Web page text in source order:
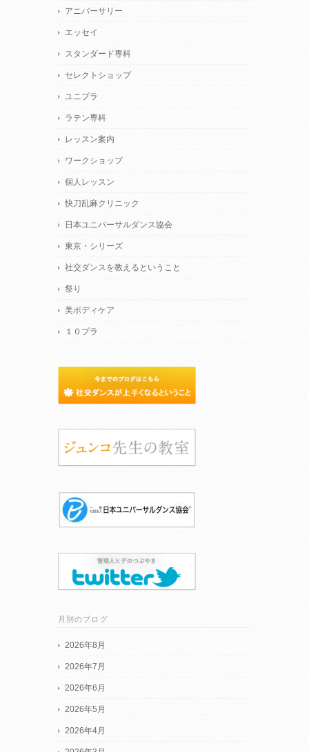
アニバーサリー
エッセイ
スタンダード専科
セレクトショップ
ユニプラ
ラテン専科
レッスン案内
ワークショップ
個人レッスン
快刀乱麻クリニック
日本ユニバーサルダンス協会
東京・シリーズ
社交ダンスを教えるということ
祭り
美ボディケア
１０プラ
月別のブログ
2026年8月
2026年7月
2026年6月
2026年5月
2026年4月